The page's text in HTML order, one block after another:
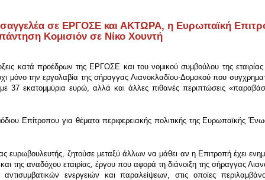
σε ΕΡΓΟΣΕ και ΑΚΤΩΡΑ, η Ευρωπαϊκή
Κομισιόν σε Νίκο Χουντή
κατά προέδρων της ΕΡΓΟΣΕ και του νομικού συμβούλου της
μόνο την εργολαβία της σήραγγας Λιανοκλαδίου-Δομοκού που
με 37 εκατομμύρια ευρώ, αλλά και άλλες πιθανές περιπτώσεις
Επίτροπου για θέματα περιφερειακής πολιτικής της Ευρωπαϊκής
ευρωβουλευτής, ζητούσε μεταξύ άλλων να μάθει αν η Επιτροπή έχει
της αναδόχου εταιρίας, έργου που αφορά τη διάνοιξη της σήραγγας
ενεργειών και παραλείψεων, στις οποίες